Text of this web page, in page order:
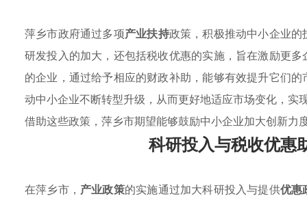
萍乡市政府通过多项产业扶持政策，积极推动中小企业
研发投入的加大，还包括税收优惠的实施，旨在激励更
的企业，通过给予相应的财政补助，能够有效提升它们
动中小企业不断转型升级，从而更好地适应市场变化，实
借助这些政策，萍乡市期望能够鼓励中小企业加大创新力
科研投入与税收优惠
在萍乡市， 产业政策的实施通过加大科研投入与提供优惠